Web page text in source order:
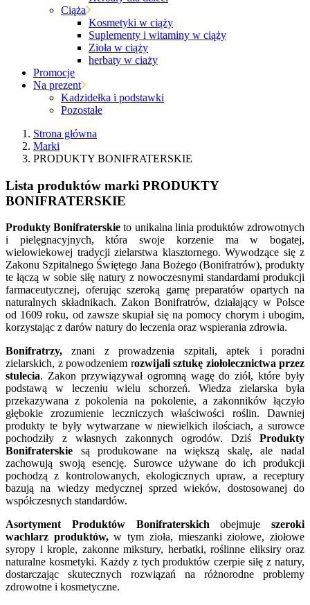
Ciąża
Kosmetyki w ciąży
Suplementy i witaminy w ciąży
Zioła w ciąży
herbaty w ciaży
Promocje
Na prezent
Kadzidełka i podstawki
Pozostałe
Strona główna
Marki
PRODUKTY BONIFRATERSKIE
Lista produktów marki PRODUKTY
BONIFRATERSKIE
Produkty Bonifraterskie to unikalna linia produktów zdrowotnych
i pielęgnacyjnych, która swoje korzenie ma w bogatej,
wielowiekowej tradycji zielarstwa klasztornego. Wywodzące się z
Zakonu Szpitalnego Świętego Jana Bożego (Bonifratrów), produkty
te łączą w sobie siłę natury z nowoczesnymi standardami produkcji
farmaceutycznej, oferując szeroką gamę preparatów opartych na
naturalnych składnikach. Zakon Bonifratrów, działający w Polsce
od 1609 roku, od zawsze skupiał się na pomocy chorym i ubogim,
korzystając z darów natury do leczenia oraz wspierania zdrowia.
Bonifratrzy, znani z prowadzenia szpitali, aptek i poradni
zielarskich, z powodzeniem rozwijali sztukę ziołolecznictwa przez
stulecia. Zakon przywiązywał ogromną wagę do ziół, które były
podstawą w leczeniu wielu schorzeń. Wiedza zielarska była
przekazywana z pokolenia na pokolenie, a zakonników łączyło
głębokie zrozumienie leczniczych właściwości roślin. Dawniej
produkty te były wytwarzane w niewielkich ilościach, a surowce
pochodziły z własnych zakonnych ogrodów. Dziś Produkty
Bonifraterskie są produkowane na większą skalę, ale nadal
zachowują swoją esencję. Surowce używane do ich produkcji
pochodzą z kontrolowanych, ekologicznych upraw, a receptury
bazują na wiedzy medycznej sprzed wieków, dostosowanej do
współczesnych standardów.
Asortyment Produktów Bonifraterskichobejmuje szeroki
wachlarz produktów,w tym zioła, mieszanki ziołowe, ziołowe
syropy i krople, zakonne mikstury, herbatki, roślinne eliksiry oraz
naturalne kosmetyki. Każdy z tych produktów czerpie siłę z natury,
dostarczając skutecznych rozwiązań na różnorodne problemy
zdrowotne i kosmetyczne.